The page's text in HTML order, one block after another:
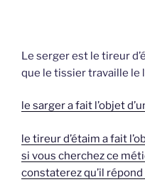
Le serger est le tireur
que le tissier travaille le
le sarger a fait l’objet
le tireur d’étaim a fait
si vous cherchez ce
constaterez qu’il répond